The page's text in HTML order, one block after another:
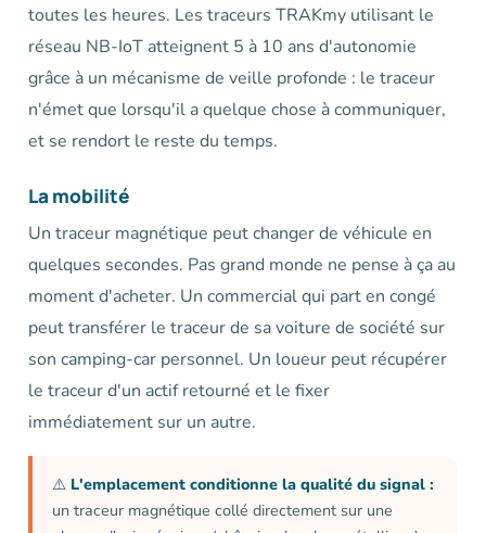
toutes les heures. Les traceurs TRAKmy utilisant le
réseau NB-IoT atteignent 5 à 10 ans d'autonomie
grâce à un mécanisme de veille profonde : le traceur
n'émet que lorsqu'il a quelque chose à communiquer,
et se rendort le reste du temps.
La mobilité
Un traceur magnétique peut changer de véhicule en
quelques secondes. Pas grand monde ne pense à ça au
moment d'acheter. Un commercial qui part en congé
peut transférer le traceur de sa voiture de société sur
son camping-car personnel. Un loueur peut récupérer
le traceur d'un actif retourné et le fixer
immédiatement sur un autre.
⚠️ L'emplacement conditionne la qualité du signal :
un traceur magnétique collé directement sur une